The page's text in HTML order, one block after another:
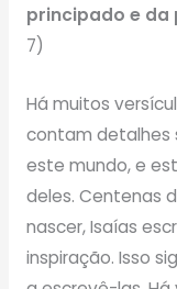
principado e da
7)
Há muitos
contam detalhes
este mundo, e
deles. Centenas
nascer, Isaías
inspiração. Isso